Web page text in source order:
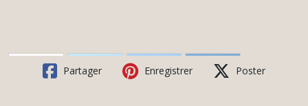
Partager Enregistrer Poster